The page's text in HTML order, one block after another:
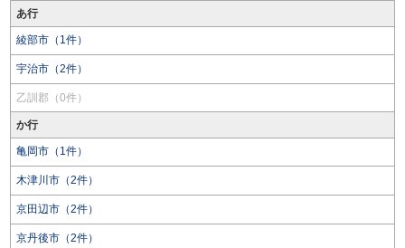
あ行
綾部市（1件）
宇治市（2件）
乙訓郡（0件）
か行
亀岡市（1件）
木津川市（2件）
京田辺市（2件）
京丹後市（2件）